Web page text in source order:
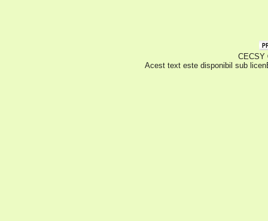
CECSY
Acest text este disponibil sub